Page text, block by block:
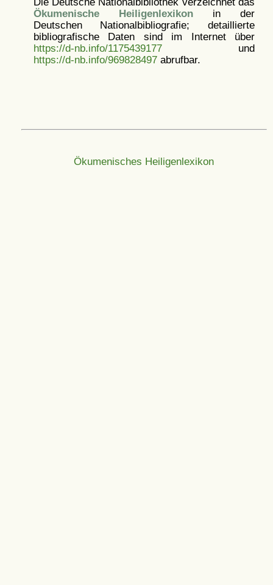
Ökumenische Heiligenlexikonin der
Deutschen Nationalbibliografie; detaillierte
bibliografische Daten sind im Internet über
https://d-nb.info/1175439177und
https://d-nb.info/969828497abrufbar.
Ökumenisches Heiligenlexikon